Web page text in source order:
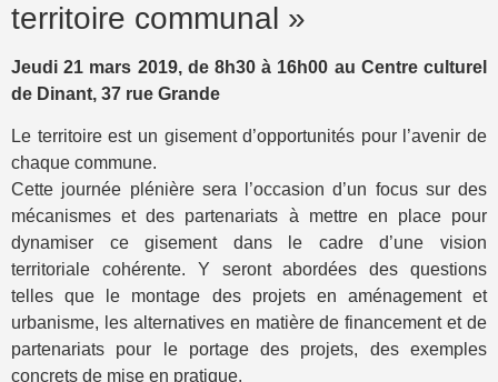
territoire communal »
Jeudi 21 mars 2019, de 8h30 à 16h00 au Centre culturel
de Dinant, 37 rue Grande
Le territoire est un gisement d’opportunités pour l’avenir de
chaque commune.
Cette journée plénière sera l’occasion d’un focus sur des
mécanismeset des partenariats à mettre en place pour
dynamiser ce gisement dans le cadre d’une vision
territoriale cohérente. Y seront abordées des questions
telles que le montage des projets en aménagement et
urbanisme, les alternatives en matière de financement et de
partenariats pour le portage des projets, des exemples
concrets de mise en pratique.